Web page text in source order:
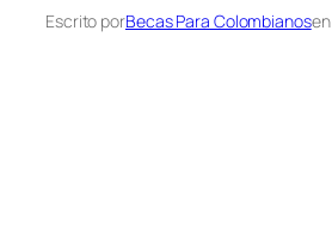
Escrito porBecas Para Colombianosen